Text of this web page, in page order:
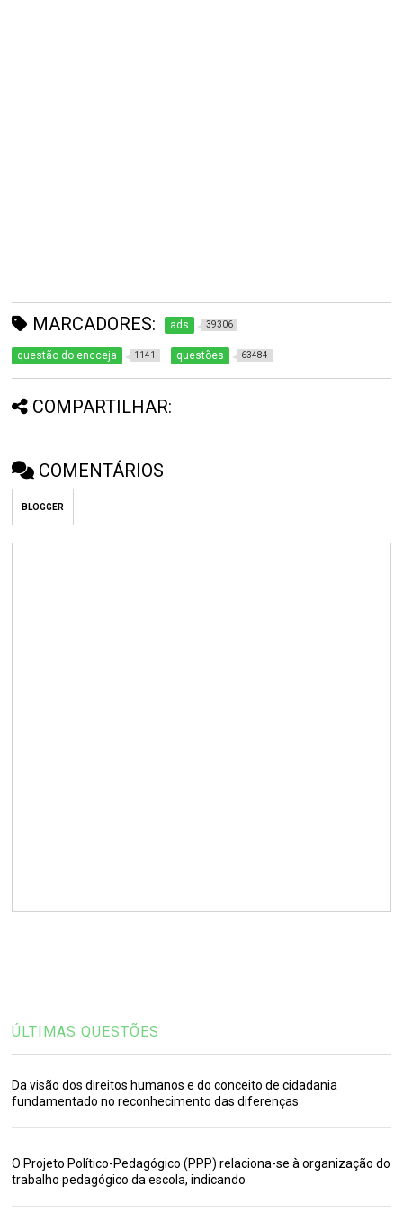
MARCADORES: ads 39306
questão do encceja 1141 questões 63484
COMPARTILHAR:
COMENTÁRIOS
BLOGGER
ÚLTIMAS QUESTÕES
Da visão dos direitos humanos e do conceito de cidadania
fundamentado no reconhecimento das diferenças
O Projeto Político-Pedagógico (PPP) relaciona-se à organização do
trabalho pedagógico da escola, indicando